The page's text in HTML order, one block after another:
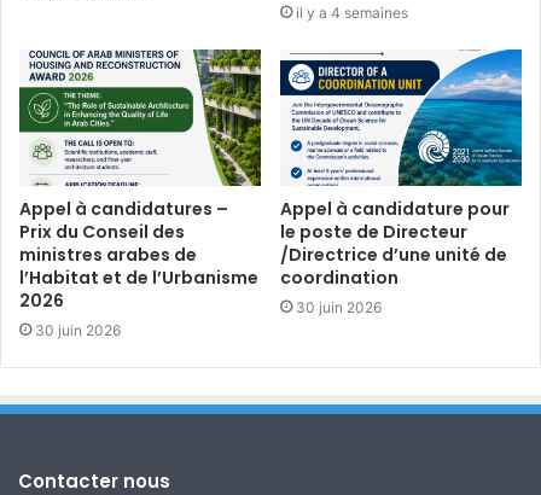
il y a 4 semaines
Appel à candidatures –
Prix du Conseil des
ministres arabes de
l’Habitat et de l’Urbanisme
2026
30 juin 2026
Appel à candidature pour
le poste de Directeur
/Directrice d’une unité de
coordination
30 juin 2026
Contacter nous